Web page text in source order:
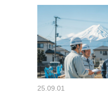
25.09.01